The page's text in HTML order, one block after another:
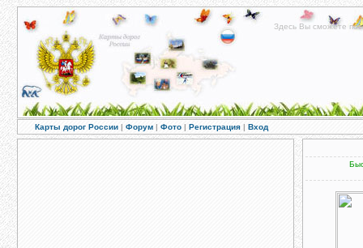
Здесь Вы сможете
Карты дорог России | Форум | Фото | Регистрация | Вход